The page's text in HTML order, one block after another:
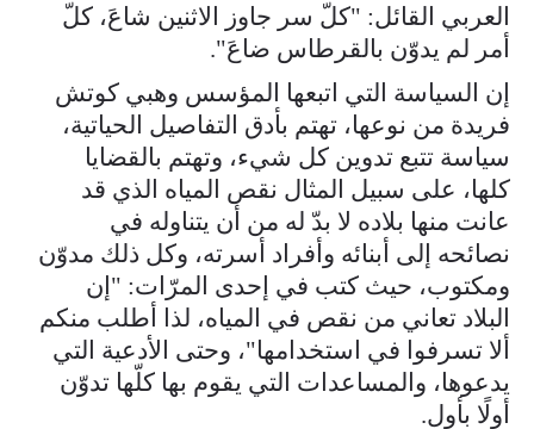
العربي القائل: "كلّ سر جاوز الاثنين شاعَ، كلّ
أمر لم يدوّن بالقرطاس ضاعَ".
إن السياسة التي اتبعها المؤسس وهبي كوتش
فريدة من نوعها، تهتم بأدق التفاصيل الحياتية،
سياسة تتبع تدوين كل شيء، وتهتم بالقضايا
كلها، على سبيل المثال نقص المياه الذي قد
عانت منها بلاده لا بدّ له من أن يتناوله في
نصائحه إلى أبنائه وأفراد أسرته، وكل ذلك مدوّن
ومكتوب، حيث كتب في إحدى المرّات: "إن
البلاد تعاني من نقص في المياه، لذا أطلب منكم
ألا تسرفوا في استخدامها"، وحتى الأدعية التي
يدعوها، والمساعدات التي يقوم بها كلّها تدوّن
أولًا بأول.